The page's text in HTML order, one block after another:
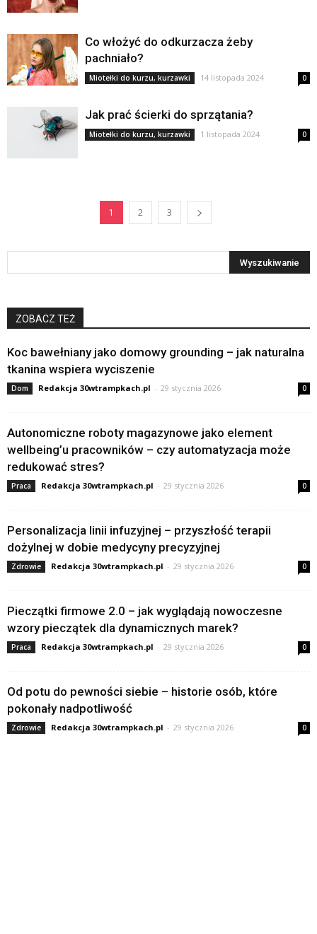
Co włożyć do odkurzacza żeby
pachniało?
Miotełki do kurzu, kurzawki 14 listopada 2024 0
Jak prać ścierki do sprzątania?
Miotełki do kurzu, kurzawki 1 listopada 2024 0
1 2 3
ZOBACZ TEŻ
Koc bawełniany jako domowy grounding – jak naturalna
tkanina wspiera wyciszenie
Dom Redakcja 30wtrampkach.pl - 29 stycznia 2026 0
Autonomiczne roboty magazynowe jako element
wellbeing’u pracowników – czy automatyzacja może
redukować stres?
Praca Redakcja 30wtrampkach.pl - 29 stycznia 2026 0
Personalizacja linii infuzyjnej – przyszłość terapii
dożylnej w dobie medycyny precyzyjnej
Zdrowie Redakcja 30wtrampkach.pl - 29 stycznia 2026 0
Pieczątki firmowe 2.0 – jak wyglądają nowoczesne
wzory pieczątek dla dynamicznych marek?
Praca Redakcja 30wtrampkach.pl - 29 stycznia 2026 0
Od potu do pewności siebie – historie osób, które
pokonały nadpotliwość
Zdrowie Redakcja 30wtrampkach.pl - 29 stycznia 2026 0